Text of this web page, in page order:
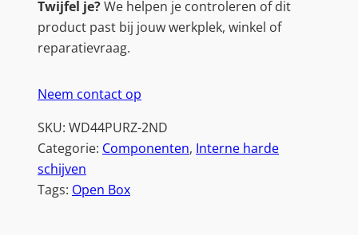
Twijfel je?We helpen je controleren of dit
product past bij jouw werkplek, winkel of
reparatievraag.
Neem contact op
SKU: WD44PURZ-2ND
Categorie: Componenten, Interne harde
schijven
Tags: Open Box